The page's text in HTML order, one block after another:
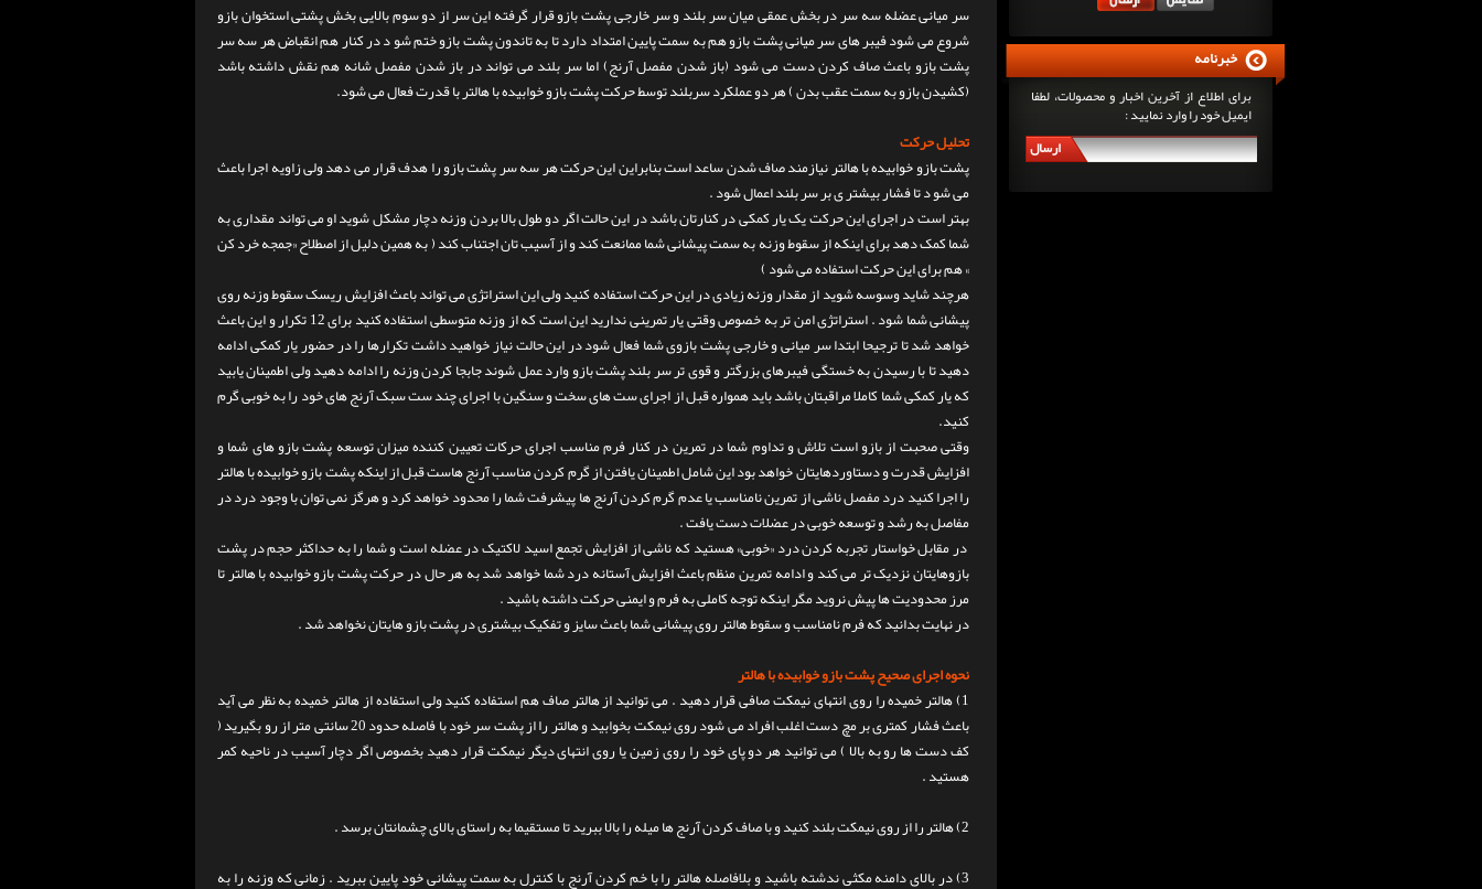
سر میانی عضله سه سر در بخش عمقی میان سر بلند و سر خارجی پشت بازو قرار گرفته این سر از دو سوم بالایی بخش پشتی استخوان بازو
شروع می شود فیبر های سر میانی پشت بازو هم به سمت پایین امتداد دارد تا به تاندون پشت بازو ختم شو د در کنار هم انقباض هر سه سر
پشت بازو باعث صاف کردن دست می شود (باز شدن مفصل آرنج) اما سر بلند می تواند در باز شدن مفصل شانه هم نقش داشته باشد
(کشیدن بازو به سمت عقب بدن ) هر دو عملکرد سربلند توسط حرکت پشت بازو خوابیده با هالتر با قدرت فعال می شود.
تحلیل حرکت
پشت بازو خوابیده با هالتر نیازمند صاف شدن ساعد است بنابراین این حرکت هر سه سر پشت بازو را هدف قرار می دهد ولی زاویه اجرا باعث
می شو د تا فشار بیشتر ی بر سر بلند اعمال شود .
بهتر است در اجرای این حرکت یک یار کمکی در کنارتان باشد در این حالت اگر دو طول بالا بردن وزنه دچار مشکل شوید او می تواند مقداری به
شما کمک دهد برای اینکه از سقوط وزنه به سمت پیشانی شما ممانعت کند و از آسیب تان اجتناب کند ( به همین دلیل از اصطلاح «جمجه خرد کن
» هم برای این حرکت استفاده می شود )
هرچند شاید وسوسه شوید از مقدار وزنه زیادی در این حرکت استفاده کنید ولی این استراتژی می تواند باعث افزایش ریسک سقوط وزنه روی
پیشانی شما شود . استراتژی امن تر به خصوص وقتی یار تمرینی ندارید این است که از وزنه متوسطی استفاده کنید برای 12 تکرار و این باعث
خواهد شد تا ترجیحا ابتدا سر میانی و خارجی پشت بازوی شما فعال شود در این حالت نیاز خواهید داشت تکرارها را در حضور یار کمکی ادامه
دهید تا با رسیدن به خستگی فیبرهای بزرگتر و قوی تر سر بلند پشت بازو وارد عمل شوند جابجا کردن وزنه را ادامه دهید ولی اطمینان یابید
که یار کمکی شما کاملا مراقبتان باشد باید همواره قبل از اجرای ست های سخت و سنگین با اجرای چند ست سبک آرنج های خود را به خوبی گرم
کنید.
وقتی صحبت از بازو است تلاش و تداوم شما در تمرین در کنار فرم مناسب اجرای حرکات تعیین کننده میزان توسعه پشت بازو های شما و
افزایش قدرت و دستاوردهایتان خواهد بود این شامل اطمینان یافتن از گرم کردن مناسب آرنج هاست قبل از اینکه پشت بازو خوابیده با هالتر
را اجرا کنید درد مفصل ناشی از تمرین نامناسب یا عدم گرم کردن آرنج ها پیشرفت شما را محدود خواهد کرد و هرگز نمی توان با وجود درد در
مفاصل به رشد و توسعه خوبی در عضلات دست یافت .
در مقابل خواستار تجربه کردن درد «خوبی» هستید که ناشی از افزایش تجمع اسید لاکتیک در عضله است و شما را به حداکثر حجم در پشت
بازوهایتان نزدیک تر می کند و ادامه تمرین منظم باعث افزایش آستانه درد شما خواهد شد به هر حال در حرکت پشت بازو خوابیده با هالتر تا
مرز محدودیت ها پیش نروید مگر اینکه توجه کاملی به فرم و ایمنی حرکت داشته باشید .
در نهایت بدانید که فرم نامناسب و سقوط هالتر روی پیشانی شما باعث سایز و تفکیک بیشتری در پشت بازو هایتان نخواهد شد .
نحوه اجرای صحیح پشت بازو خوابیده با هالتر
1) هالتر خمیده را روی انتهای نیمکت صافی قرار دهید . می توانید از هالتر صاف هم استفاده کنید ولی استفاده از هالتر خمیده به نظر می آید
باعث فشار کمتری بر مچ دست اغلب افراد می شود روی نیمکت بخوابید و هالتر را از پشت سر خود با فاصله حدود 20 سانتی متر از رو بگیرید (
کف دست ها رو به بالا ) می توانید هر دو پای خود را روی زمین یا روی انتهای دیگر نیمکت قرار دهید بخصوص اگر دچار آسیب در ناحیه کمر
هستید .
2) هالتر را از روی نیمکت بلند کنید و با صاف کردن آرنج ها میله را بالا ببرید تا مستقیما به راستای بالای چشمانتان برسد .
3) در بالای دامنه مکثی ندشته باشید و بلافاصله هالتر را با خم کردن آرنج با کنترل به سمت پیشانی خود پایین ببرید . زمانی که وزنه را به
برای اطلاع از آخرین اخبار و محصولات، لطفا
ایمیل خود را وارد نمایید :
ارسال
خبرنامه